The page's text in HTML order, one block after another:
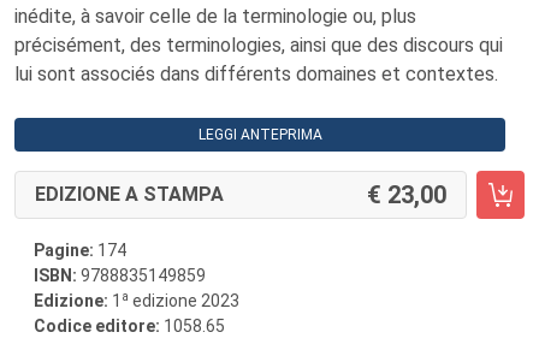
inédite, à savoir celle de la terminologie ou, plus
précisément, des terminologies, ainsi que des discours qui
lui sont associés dans différents domaines et contextes.
LEGGI ANTEPRIMA
EDIZIONE A STAMPA 23,00
Pagine: 174
ISBN: 9788835149859
Edizione: 1 a edizione 2023
Codice editore: 1058.65